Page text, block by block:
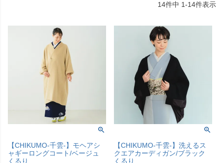
14件中 1-14件表示
【CHIKUMO-千雲-】モヘアシ
ャギーロングコート/ベージュ
くるり
【CHIKUMO-千雲-】洗えるス
クエアカーディガン/ブラック
くるり